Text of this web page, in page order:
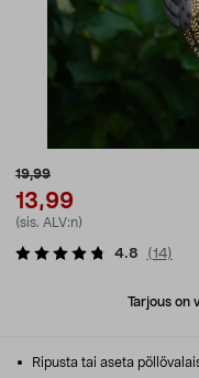
19,99
13,99
(sis. ALV:n)
4.8 (14)
Tarjous on
Ripusta tai aseta